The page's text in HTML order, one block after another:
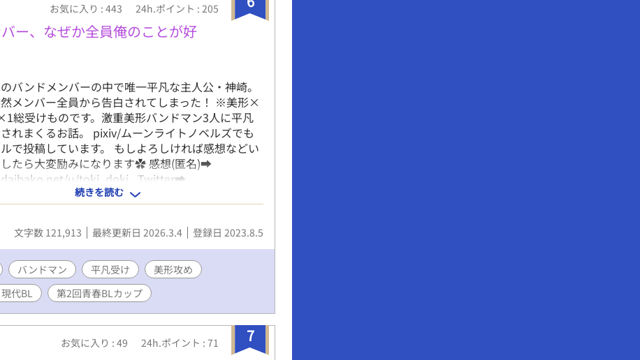
れない3ピースバンドのベーシスト。実家は裕福
を猛反対されて絶縁状態（金銭援助ゼロ）。生活
はすべて音楽機材に注ぎ込んでいる。 ジンのバン
ク（朔）/ ギター＆ボーカル ベータ（β） 特徴：
明るくフランク。 トウヤ（透矢）/ ドラム アル
ラマー。
お気に入り : 443 24h.ポイント : 205
ー、なぜか全員俺のことが好
バンドメンバーの中で唯一平凡な主人公・神崎。
メンバー全員から告白されてしまった！ ※美形×
総受けものです。激重美形バンドマン3人に平凡
れまくるお話。 pixiv/ムーンライトノベルズでも
で投稿しています。 もしよろしければ感想などい
たら大変励みになります✿ 感想(匿名)➡
u/toki_doki_ Twitter➡
toki_doki109 表紙イラスト：toki 背景/
ン：こな様(@konya0924)
続きを読む
文字数 121,913 最終更新日 2026.3.4 登録日 2023.8.5
バンドマン 平凡受け
美形攻め
現代BL 第2回青春BLカップ
7
お気に入り : 49 24h.ポイント : 71